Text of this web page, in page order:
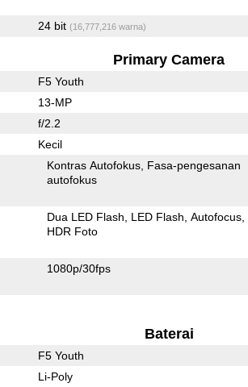
24 bit (16,777,216 warna)
Primary Camera
F5 Youth
13-MP
f/2.2
Kecil
Kontras Autofokus Fasa-pengesanan
autofokus
Dua LED Flash LED Flash Autofocus
HDR Foto
1080p/30fps
Baterai
F5 Youth
Li-Poly